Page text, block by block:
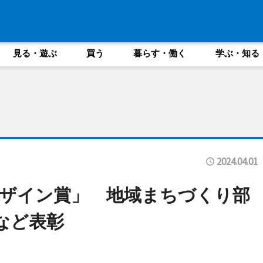
見る・遊ぶ 買う 暮らす・働く 学ぶ・知る
2024.04.01
イン賞」 地域まちづくり部
ど表彰